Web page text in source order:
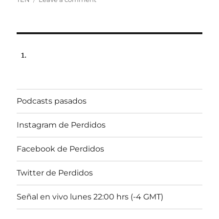
de
22:00
hrs
U.
de
Podcasts pasados
Instagram de Perdidos
Facebook de Perdidos
Twitter de Perdidos
Señal en vivo lunes 22:00 hrs (-4 GMT)